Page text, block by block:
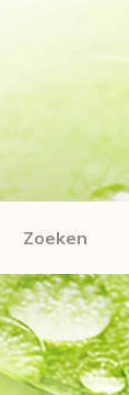
Zoeken